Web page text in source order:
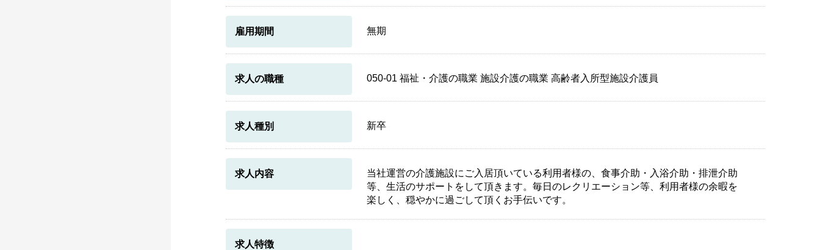
雇用期間 無期
求人の職種 050-01 福祉・介護の職業 施設介護の職業 高齢者入所型施設介護員
求人種別 新卒
求人内容
当社運営の介護施設にご入居頂いている利用者様の、食事介助・入浴介助・排泄介助
等、生活のサポートをして頂きます。毎日のレクリエーション等、利用者様の余暇を
楽しく、穏やかに過ごして頂くお手伝いです。
求人特徴